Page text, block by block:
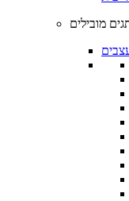
מובילים